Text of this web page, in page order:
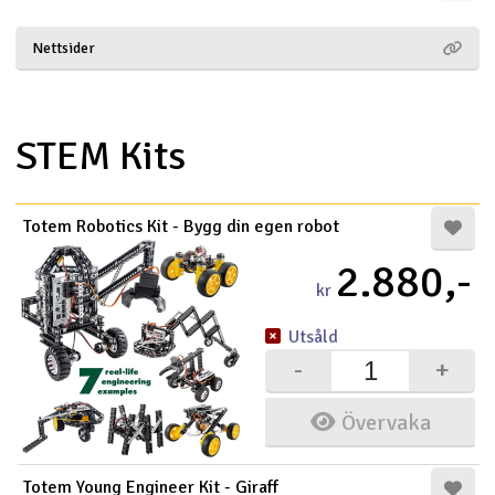
Båtar
Drönare för FPV
Flygplan
Helikopter
Kamerautrustning
Modellbygg- och byggsatser
Modelljärnväg
Motor & tillbehör
Nettsider
STEM Kits
Totem Robotics Kit - Bygg din egen robot
kr 2.880,-
Övervaka
+
-
Utsåld
Totem Young Engineer Kit - Giraff